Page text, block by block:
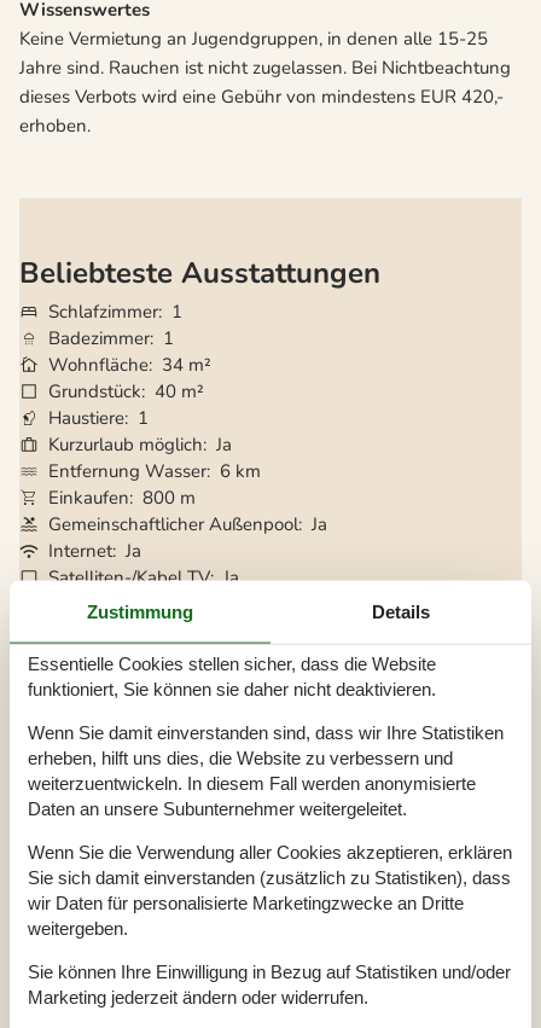
Wissenswertes
Keine Vermietung an Jugendgruppen, in denen alle 15-25
Jahre sind. Rauchen ist nicht zugelassen. Bei Nichtbeachtung
dieses Verbots wird eine Gebühr von mindestens EUR 420,-
erhoben.
Beliebteste Ausstattungen
Schlafzimmer 1
Badezimmer 1
Wohnfläche 34 m²
Grundstück 40 m²
Haustiere 1
Kurzurlaub möglich Ja
Entfernung Wasser 6 km
Einkaufen 800 m
Gemeinschaftlicher Außenpool Ja
Internet Ja
Satelliten-/Kabel TV Ja
Geschirrspüler Ja
Klimafreundlich Ja
Gesamte Ausstattung
Bitte beachten
Keine Jugendgruppen auf Anfrage
Draußen
Geschäft 800 m
Grill 1
Größe des Grundstücks
Landschaftsgarten
Meer 6 km
Parkplatz beim Haus
Zustimmung Details
Essentielle Cookies stellen sicher, dass die Website
funktioniert, Sie können sie daher nicht deaktivieren.
Wenn Sie damit einverstanden sind, dass wir Ihre Statistiken
erheben, hilft uns dies, die Website zu verbessern und
weiterzuentwickeln. In diesem Fall werden anonymisierte
Daten an unsere Subunternehmer weitergeleitet.
Wenn Sie die Verwendung aller Cookies akzeptieren, erklären
Sie sich damit einverstanden (zusätzlich zu Statistiken), dass
wir Daten für personalisierte Marketingzwecke an Dritte
weitergeben.
Sie können Ihre Einwilligung in Bezug auf Statistiken und/oder
Marketing jederzeit ändern oder widerrufen.